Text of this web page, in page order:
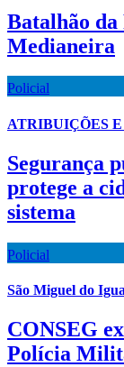
Batalhão
Medianeira
Policial
ATRIBUIÇÕES
Segurança
protege a
sistema
Policial
São Miguel do
CONSEG
Polícia